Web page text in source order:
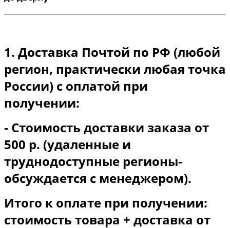
1. Доставка Почтой по РФ (любой
регион, практически любая точка
России) с оплатой при
получении:
- Стоимость доставки заказа от
500 р. (удаленные и
труднодоступные регионы-
обсуждается с менеджером).
Итого к оплате при получении:
стоимость товара + доставка от